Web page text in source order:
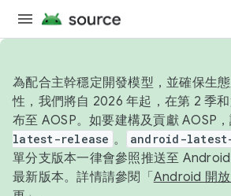
為配合主幹穩定開發模型，並確保生
性，我們將自 2026 年起，在第 2 季
布至 AOSP。如要建構及貢獻 AOSP
latest-release 。 android-
單分支版本一律會參照推送至
最新版本。詳情請參閱「 Android 開